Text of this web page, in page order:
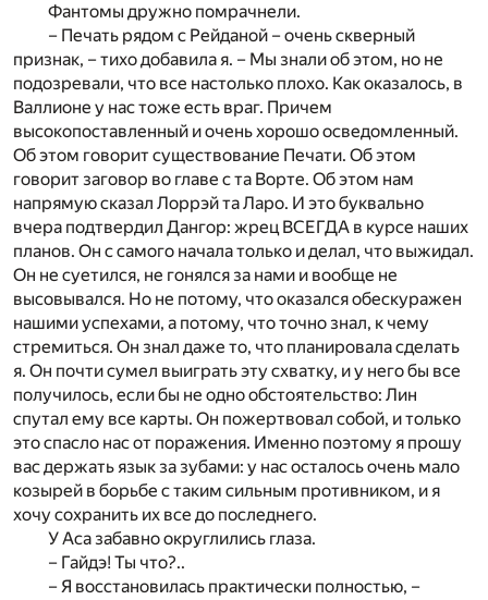
Фантомы дружно помрачнели.
– Печать рядом с Рейданой – очень скверный
признак, – тихо добавила я. – Мы знали об этом, но не
подозревали, что все настолько плохо. Как оказалось, в
Валлионе у нас тоже есть враг. Причем
высокопоставленный и очень хорошо осведомленный.
Об этом говорит существование Печати. Об этом
говорит заговор во главе с та Ворте. Об этом нам
напрямую сказал Лоррэй та Ларо. И это буквально
вчера подтвердил Дангор: жрец ВСЕГДА в курсе наших
планов. Он с самого начала только и делал, что выжидал.
Он не суетился, не гонялся за нами и вообще не
высовывался. Но не потому, что оказался обескуражен
нашими успехами, а потому, что точно знал, к чему
стремиться. Он знал даже то, что планировала сделать
я. Он почти сумел выиграть эту схватку, и у него бы все
получилось, если бы не одно обстоятельство: Лин
спутал ему все карты. Он пожертвовал собой, и только
это спасло нас от поражения. Именно поэтому я прошу
вас держать язык за зубами: у нас осталось очень мало
козырей в борьбе с таким сильным противником, и я
хочу сохранить их все до последнего.
У Аса забавно округлились глаза.
– Гайдэ! Ты что?..
– Я восстановилась практически полностью, –